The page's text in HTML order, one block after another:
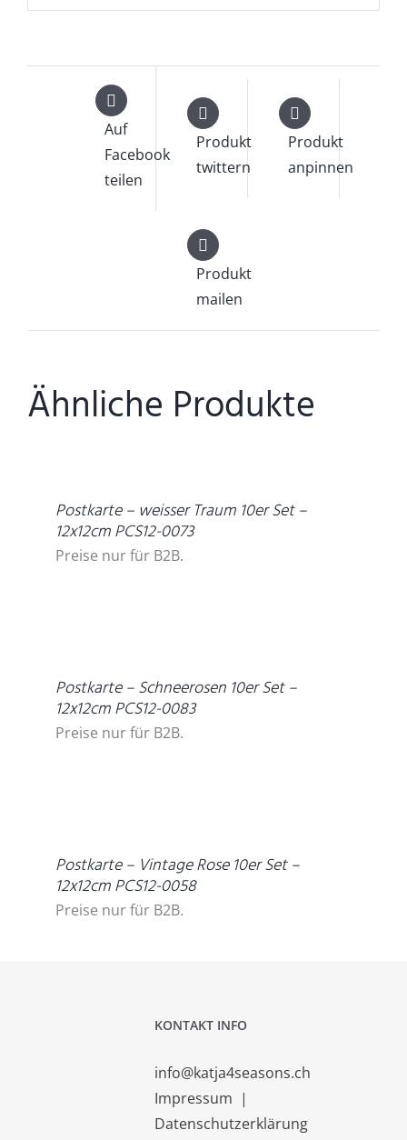
Auf
Facebook
teilen
Produkt
twittern
Produkt
anpinnen
Produkt
mailen
Ähnliche Produkte
Postkarte – weisser Traum 10er Set –
12x12cm PCS12-0073
Preise nur für B2B.
Postkarte – Schneerosen 10er Set –
12x12cm PCS12-0083
Preise nur für B2B.
Postkarte – Vintage Rose 10er Set –
12x12cm PCS12-0058
Preise nur für B2B.
KONTAKT INFO
info@katja4seasons.ch
Impressum |
Datenschutzerklärung